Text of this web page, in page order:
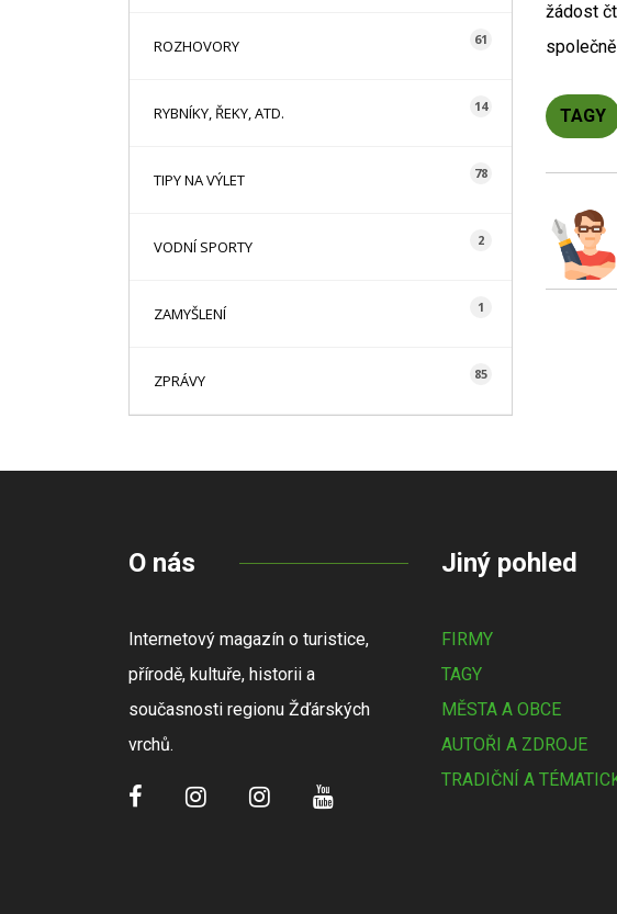
ROZHOVORY 61
RYBNÍKY, ŘEKY, ATD. 14
TIPY NA VÝLET 78
VODNÍ SPORTY 2
ZAMYŠLENÍ 1
ZPRÁVY 85
žádost
TAGY
O nás
Internetový magazín o turistice,
přírodě, kultuře, historii a
současnosti regionu Žďárských
vrchů.
Jiný pohled
FIRMY
TAGY
MĚSTA A OBCE
AUTOŘI A ZDROJE
TRADIČNÍ A